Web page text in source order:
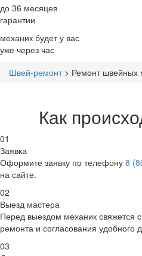
до 36 месяцев
гарантии
механик будет у вас
уже через час
Швей-ремонт> Ремонт швейных
Как
01
Заявка
Оформите заявку по телефону 8
на сайте.
02
Выезд мастера
Перед выездом механик свяжется
ремонта и согласования удобного
03